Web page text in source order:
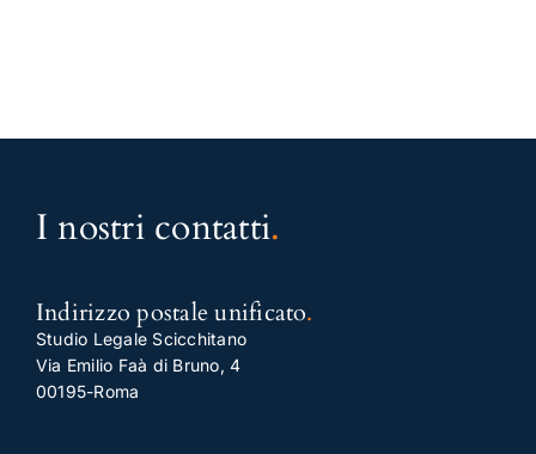
I nostri contatti.
Indirizzo postale unificato.
Studio Legale Scicchitano
Via Emilio Faà di Bruno, 4
00195-Roma